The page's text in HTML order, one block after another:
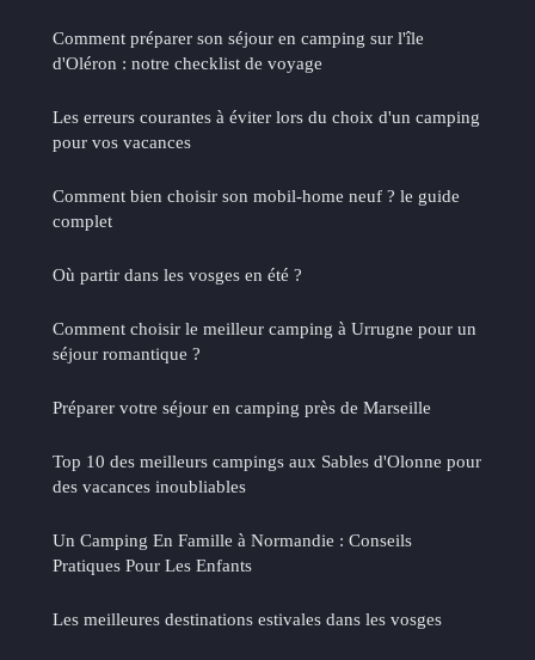
Comment préparer son séjour en camping sur l'île
d'Oléron : notre checklist de voyage
Les erreurs courantes à éviter lors du choix d'un camping
pour vos vacances
Comment bien choisir son mobil-home neuf ? le guide
complet
Où partir dans les vosges en été ?
Comment choisir le meilleur camping à Urrugne pour un
séjour romantique ?
Préparer votre séjour en camping près de Marseille
Top 10 des meilleurs campings aux Sables d'Olonne pour
des vacances inoubliables
Un Camping En Famille à Normandie : Conseils
Pratiques Pour Les Enfants
Les meilleures destinations estivales dans les vosges